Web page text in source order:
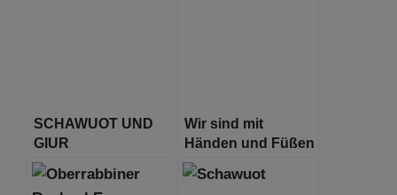
SCHAWUOT UND
GIUR
Wir sind mit
Händen und Füßen
an die Tora
gefesselt. Ist das